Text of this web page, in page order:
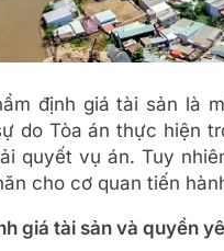
định giá tài sản là
do Tòa án thực hiện
quyết vụ án. Tuy
cho cơ quan tiến
giá tài sản và quyền